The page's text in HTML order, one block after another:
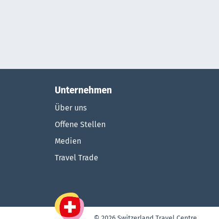
Unternehmen
Über uns
Offene Stellen
Medien
Travel Trade